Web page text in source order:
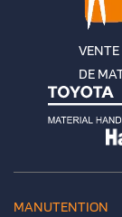
DE
MANUTENTION